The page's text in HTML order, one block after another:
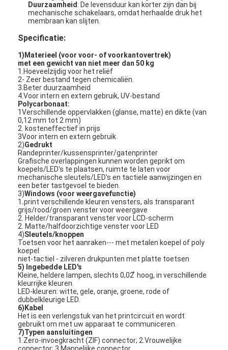
Thuis
Producten
Video's
VR-show
Over ons
Fabriekstocht
Duurzaamheid : De levensduur kan korter zijn dan bij
mechanische schakelaars, omdat herhaalde druk het
membraan kan slijten.
Specificatie:
1)Materieel (voor voor- of voorkantovertrek)
met een gewicht van niet meer dan 50 kg
1.Hoeveelzijdig voor het reliëf
2- Zeer bestand tegen chemicaliën.
3.Beter duurzaamheid
4.Voor intern en extern gebruik, UV-bestand
Polycarbonaat:
1Verschillende oppervlakken (glanse, matte) en dikte (van
0,12 mm tot 2 mm)
2. kosteneffectief in prijs
3Voor intern en extern gebruik
2)Gedrukt
Randeprinter/kussensprinter/gatenprinter
Grafische overlappingen kunnen worden geprikt om
koepels/LED's te plaatsen, ruimte te laten voor
mechanische sleutels/LED's en tactiele aanwijzingen en
een beter tastgevoel te bieden.
3)Windows (voor weergavefunctie)
1 .print verschillende kleuren vensters, als transparant
grijs/rood/groen venster voor weergave
2. Helder/transparant venster voor LCD-scherm
2. Matte/halfdoorzichtige venster voor LED
4)Sleutels/knoppen
Toetsen voor het aanraken--- met metalen koepel of poly
koepel
niet-tactiel - zilveren drukpunten met platte toetsen
5) Ingebedde LED's
Kleine, heldere lampen, slechts 0,02 ̊ hoog, in verschillende
kleurrijke kleuren.
LED-kleuren: witte, gele, oranje, groene, rode of
dubbelkleurige LED.
6)Kabel
Het is een verlengstuk van het printcircuit en wordt
gebruikt om met uw apparaat te communiceren.
7)Typen aansluitingen
1.Zero-invoegkracht (ZIF) connector; 2.Vrouwelijke